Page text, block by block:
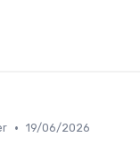
• 19/06/2026